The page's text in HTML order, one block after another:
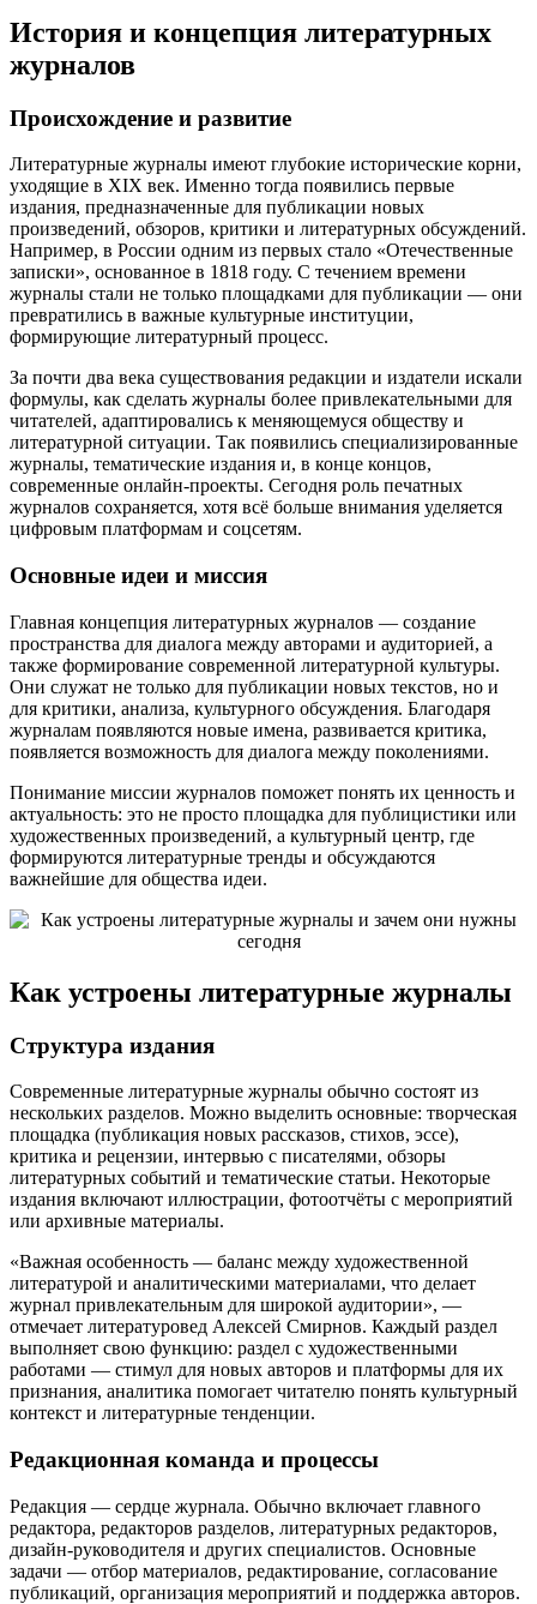
История и концепция литературных
журналов
Происхождение и развитие
Литературные журналы имеют глубокие исторические корни,
уходящие в XIX век. Именно тогда появились первые
издания, предназначенные для публикации новых
произведений, обзоров, критики и литературных обсуждений.
Например, в России одним из первых стало «Отечественные
записки», основанное в 1818 году. С течением времени
журналы стали не только площадками для публикации — они
превратились в важные культурные институции,
формирующие литературный процесс.
За почти два века существования редакции и издатели искали
формулы, как сделать журналы более привлекательными для
читателей, адаптировались к меняющемуся обществу и
литературной ситуации. Так появились специализированные
журналы, тематические издания и, в конце концов,
современные онлайн-проекты. Сегодня роль печатных
журналов сохраняется, хотя всё больше внимания уделяется
цифровым платформам и соцсетям.
Основные идеи и миссия
Главная концепция литературных журналов — создание
пространства для диалога между авторами и аудиторией, а
также формирование современной литературной культуры.
Они служат не только для публикации новых текстов, но и
для критики, анализа, культурного обсуждения. Благодаря
журналам появляются новые имена, развивается критика,
появляется возможность для диалога между поколениями.
Понимание миссии журналов поможет понять их ценность и
актуальность: это не просто площадка для публицистики или
художественных произведений, а культурный центр, где
формируются литературные тренды и обсуждаются
важнейшие для общества идеи.
Как устроены литературные журналы
Структура издания
Современные литературные журналы обычно состоят из
нескольких разделов. Можно выделить основные: творческая
площадка (публикация новых рассказов, стихов, эссе),
критика и рецензии, интервью с писателями, обзоры
литературных событий и тематические статьи. Некоторые
издания включают иллюстрации, фотоотчёты с мероприятий
или архивные материалы.
«Важная особенность — баланс между художественной
литературой и аналитическими материалами, что делает
журнал привлекательным для широкой аудитории», —
отмечает литературовед Алексей Смирнов. Каждый раздел
выполняет свою функцию: раздел с художественными
работами — стимул для новых авторов и платформы для их
признания, аналитика помогает читателю понять культурный
контекст и литературные тенденции.
Редакционная команда и процессы
Редакция — сердце журнала. Обычно включает главного
редактора, редакторов разделов, литературных редакторов,
дизайн-руководителя и других специалистов. Основные
задачи — отбор материалов, редактирование, согласование
публикаций, организация мероприятий и поддержка авторов.